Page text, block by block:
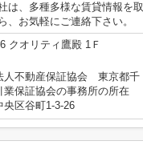
は、多種多様な賃貸情報を取
お気軽にご連絡下さい。
クオリティ鷹殿 1Ｆ
人不動産保証協会 東京都千
保証協会の事務所の所在
区谷町1-3-26